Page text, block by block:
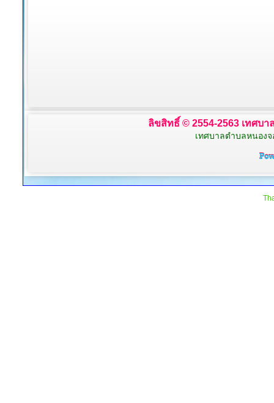
ลิขสิทธิ์ © 2554-2563 เทศบ
เทศบาลตำบลหนองจ